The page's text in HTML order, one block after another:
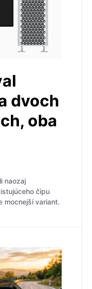
dvoch
oba
naozaj
čipu
mocnejší variant.